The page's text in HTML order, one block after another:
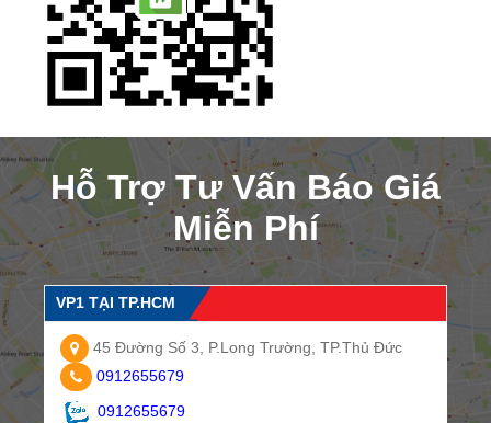
Hỗ Trợ Tư Vấn Báo Giá
Miễn Phí
VP1 TẠI TP.HCM
45 Đường Số 3, P.Long Trường, TP.Thủ Đức
0912655679
0912655679